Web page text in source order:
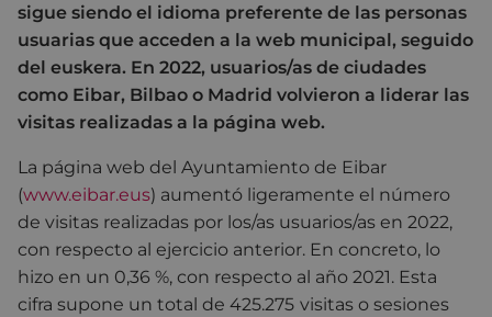
sigue siendo el idioma preferente de las personas
usuarias que acceden a la web municipal, seguido
del euskera. En 2022, usuarios/as de ciudades
como Eibar, Bilbao o Madrid volvieron a liderar las
visitas realizadas a la página web.
La página web del Ayuntamiento de Eibar
(www.eibar.eus) aumentó ligeramente el número
de visitas realizadas por los/as usuarios/as en 2022,
con respecto al ejercicio anterior. En concreto, lo
hizo en un 0,36 %, con respecto al año 2021. Esta
cifra supone un total de 425.275 visitas o sesiones